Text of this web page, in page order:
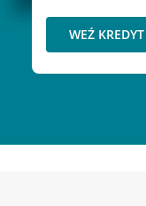
WEŹ KREDYT